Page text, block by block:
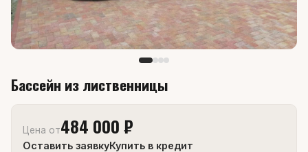
Бассейн из лиственницы
Цена от484 000 ₽
Оставить заявкуКупить в кредит